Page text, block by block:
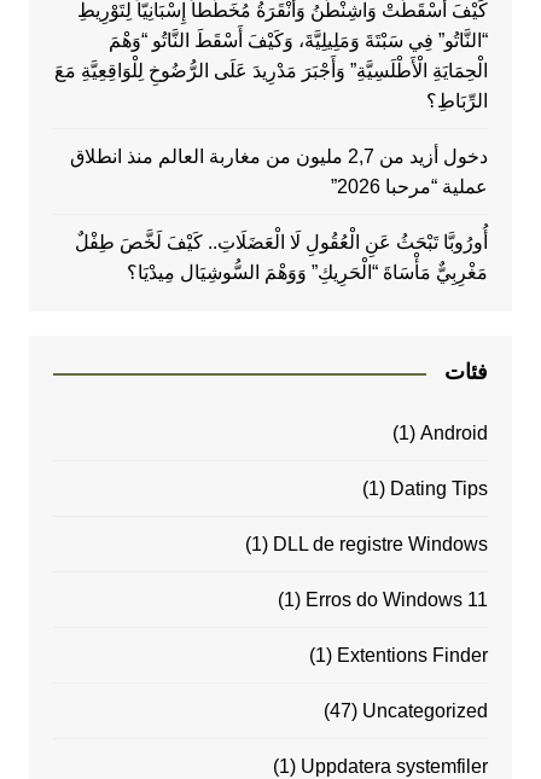
كَيْفَ أَسْقَطَتْ وَاشِنْطُنُ وَأَنْقَرَةُ مُخَطَّطاً إِسْبَانِيّاً لِتَوْرِيطِ
“النَّاتُو” فِي سَبْتَةَ وَمَلِيلِيَّةَ، وَكَيْفَ أَسْقَطَ النَّاتُو “وَهْمَ
الْحِمَايَةِ الْأَطْلَسِيَّةِ” وَأَجْبَرَ مَدْرِيدَ عَلَى الرُّضُوخِ لِلْوَاقِعِيَّةِ مَعَ
الرِّبَاطِ؟
دخول أزيد من 2,7 مليون من مغاربة العالم منذ انطلاق
عملية “مرحبا 2026”
أُورُوبَّا تَبْحَثُ عَنِ الْعُقُولِ لَا الْعَضَلَاتِ.. كَيْفَ لَخَّصَ طِفْلٌ
مَغْرِبِيٌّ مَأْسَاةَ “الْحَرِيكِ” وَوَهْمَ السُّوشِيَال مِيدْيَا؟
فئات
Android
(1)
Dating Tips
(1)
DLL de registre Windows
(1)
Erros do Windows 11
(1)
Extentions Finder
(1)
Uncategorized
(47)
Uppdatera systemfiler
(1)